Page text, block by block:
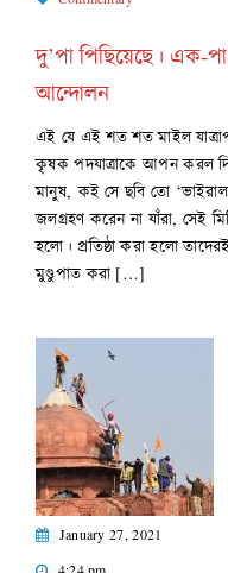
দু’পা পিছিয়েছে।
আন্দোলন
এই যে এই শত শত মাইল
কৃষক পদযাত্রাকে আপন করল
মানুষ, কই সে ছবি তো
জলগ্রহণ করেন না যাঁরা, সেই
হলো। প্রতিষ্ঠা করা হলো
মুণ্ডুপাত করা […]
January 27, 2021